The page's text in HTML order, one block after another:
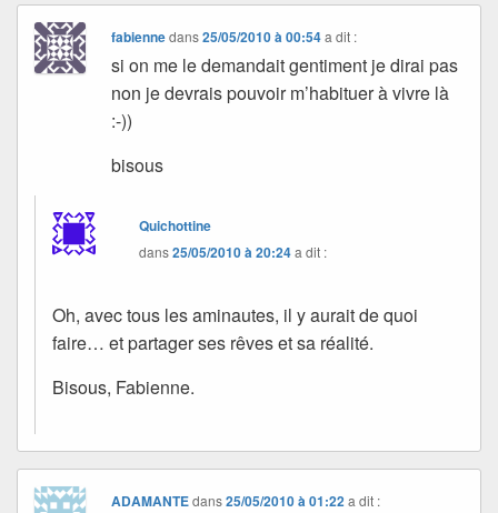
fabiennedans25/05/2010 à 00:54 a dit :
si on me le demandait gentiment je dirai pas
non je devrais pouvoir m’habituer à vivre là
:-))
bisous
Quichottine
dans25/05/2010 à 20:24a dit :
Oh, avec tous les aminautes, il y aurait de quoi
faire… et partager ses rêves et sa réalité.
Bisous, Fabienne.
ADAMANTEdans25/05/2010 à 01:22 a dit :